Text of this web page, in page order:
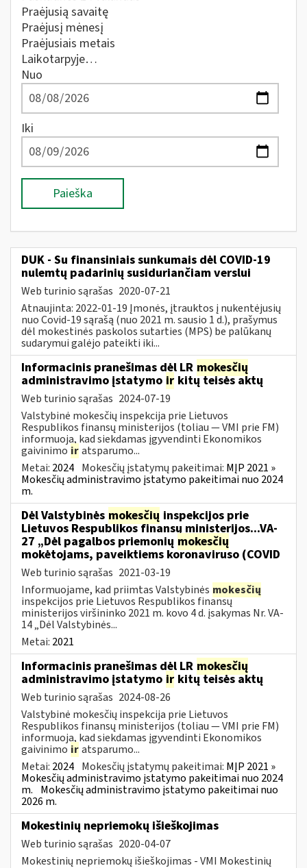
Praėjusią savaitę
Praėjusį mėnesį
Praėjusiais metais
Laikotarpyje…
Nuo
Iki
Paieška
DUK - Su finansiniais sunkumais dėl COVID-19
nulemtų padarinių susiduriančiam verslui
Web turinio sąrašas 2020-07-21
Atnaujinta: 2022-01-19 Įmonės, įtrauktos į nukentėjusių
nuo Covid-19 sąrašą (nuo 2021 m. sausio 1 d.), prašymus
dėl mokestinės paskolos sutarties (MPS) be palūkanų
sudarymui galėjo pateikti iki...
Informacinis pranešimas dėl LR mokesčių
administravimo įstatymo ir kitų teisės aktų
Web turinio sąrašas 2024-07-19
Valstybinė mokesčių inspekcija prie Lietuvos
Respublikos finansų ministerijos (toliau — VMI prie FM)
informuoja, kad siekdamas įgyvendinti Ekonomikos
gaivinimo iratsparumo...
Metai: 2024 Mokesčių įstatymų pakeitimai: MĮP 2021 »
Mokesčių administravimo įstatymo pakeitimai nuo 2024
m.
Dėl Valstybinės mokesčių inspekcijos prie
Lietuvos Respublikos finansų ministerijos...VA-
27 „Dėl pagalbos priemonių mokesčių
mokėtojams, paveiktiems koronaviruso (COVID
Web turinio sąrašas 2021-03-19
Informuojame, kad priimtas Valstybinės mokesčių
inspekcijos prie Lietuvos Respublikos finansų
ministerijos viršininko 2021 m. kovo 4 d. įsakymas Nr. VA-
14 „Dėl Valstybinės...
Metai: 2021
Informacinis pranešimas dėl LR mokesčių
administravimo įstatymo ir kitų teisės aktų
Web turinio sąrašas 2024-08-26
Valstybinė mokesčių inspekcija prie Lietuvos
Respublikos finansų ministerijos (toliau — VMI prie FM)
informuoja, kad siekdamas įgyvendinti Ekonomikos
gaivinimo iratsparumo...
Metai: 2024 Mokesčių įstatymų pakeitimai: MĮP 2021 »
Mokesčių administravimo įstatymo pakeitimai nuo 2024
m. Mokesčių administravimo įstatymo pakeitimai nuo
2026 m.
Mokestinių nepriemokų išieškojimas
Web turinio sąrašas 2020-04-07
Mokestinių nepriemokų išieškojimas - VMI Mokestinių